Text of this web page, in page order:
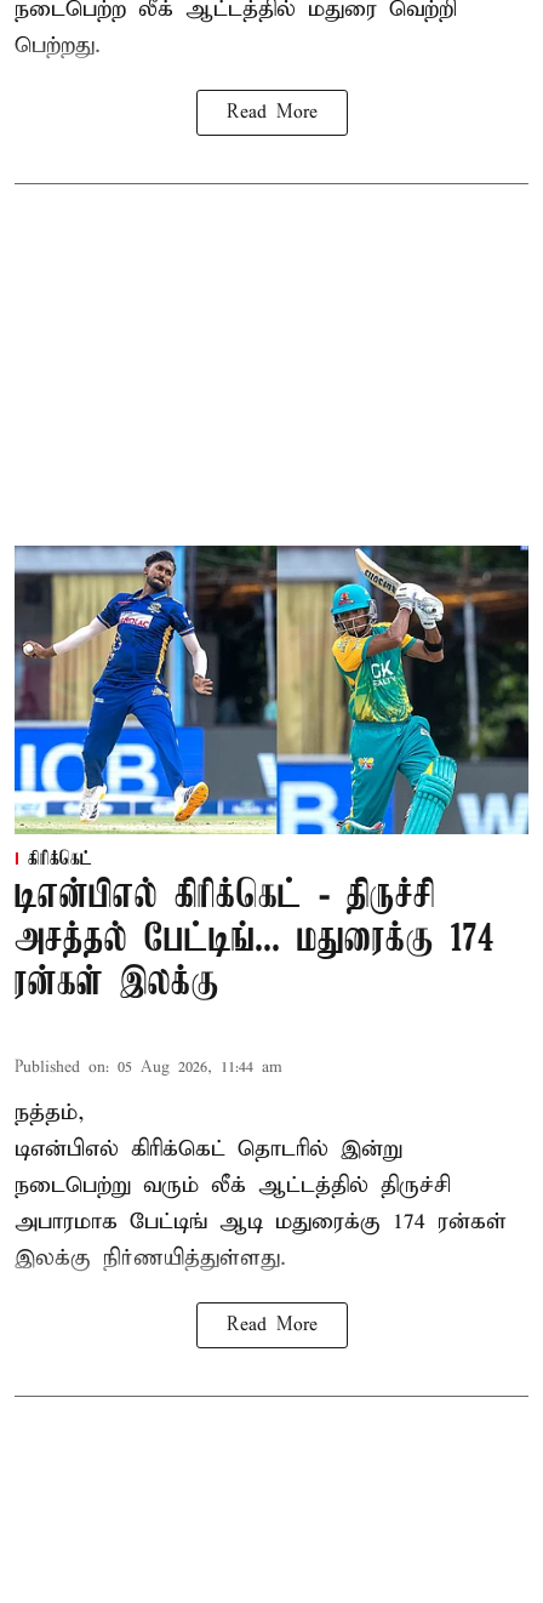
நடைபெற்ற லீக் ஆட்டத்தில் மதுரை வெற்றி
பெற்றது.
Read More
கிரிக்கெட்
டிஎன்பிஎல் கிரிக்கெட் - திருச்சி
அசத்தல் பேட்டிங்... மதுரைக்கு 174
ரன்கள் இலக்கு
Published on: 05 Aug 2026, 11:44 am
நத்தம்,
டிஎன்பிஎல் கிரிக்கெட் தொடரில் இன்று
நடைபெற்று வரும் லீக் ஆட்டத்தில் திருச்சி
அபாரமாக பேட்டிங் ஆடி மதுரைக்கு 174 ரன்கள்
இலக்கு நிர்ணயித்துள்ளது.
Read More